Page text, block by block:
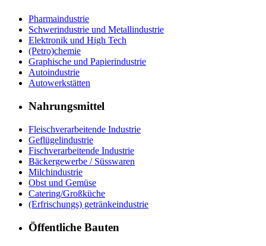
Pharmaindustrie
Schwerindustrie und Metallindustrie
Elektronik und High Tech
(Petro)chemie
Graphische und Papierindustrie
Autoindustrie
Autowerkstätten
Nahrungsmittel
Fleischverarbeitende Industrie
Geflügelindustrie
Fischverarbeitende Industrie
Bäckergewerbe / Süsswaren
Milchindustrie
Obst und Gemüse
Catering/Großküche
(Erfrischungs) getränkeindustrie
Öffentliche Bauten